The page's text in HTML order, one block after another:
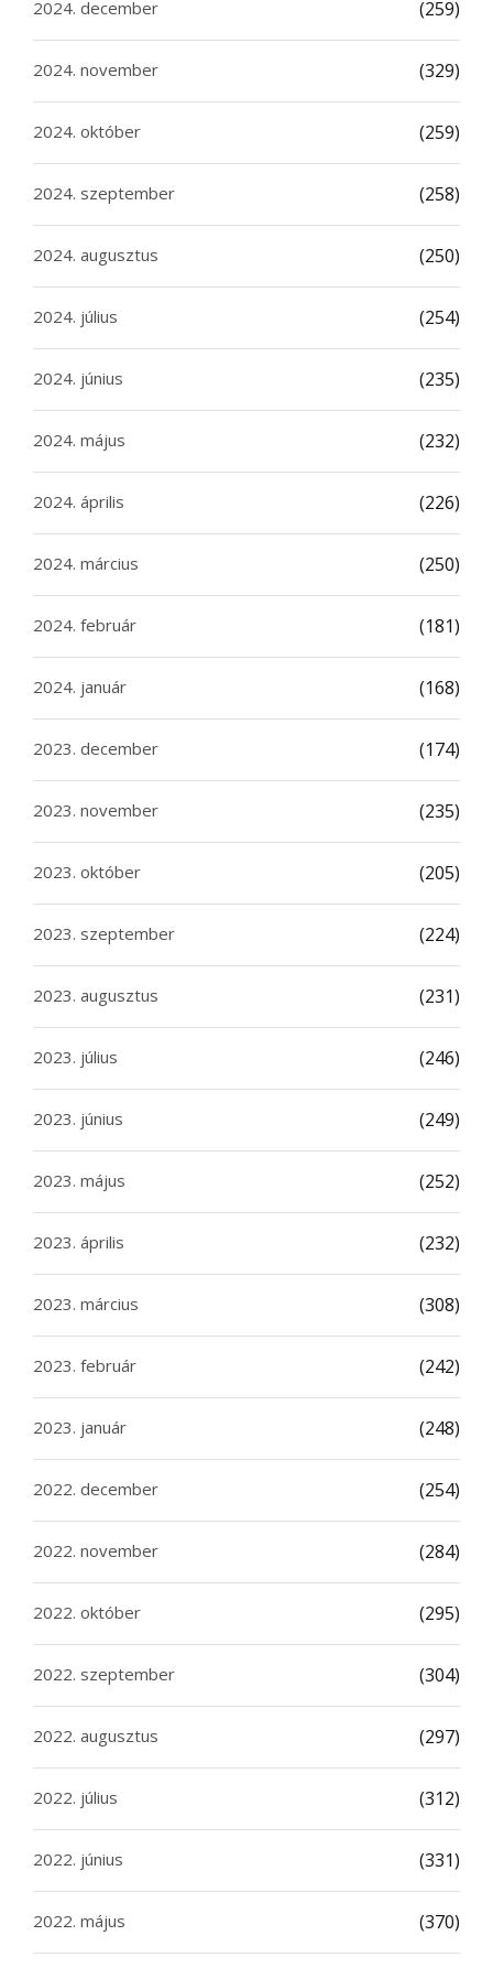
2024. december (259)
2024. november (329)
2024. október (259)
2024. szeptember (258)
2024. augusztus (250)
2024. július (254)
2024. június (235)
2024. május (232)
2024. április (226)
2024. március (250)
2024. február (181)
2024. január (168)
2023. december (174)
2023. november (235)
2023. október (205)
2023. szeptember (224)
2023. augusztus (231)
2023. július (246)
2023. június (249)
2023. május (252)
2023. április (232)
2023. március (308)
2023. február (242)
2023. január (248)
2022. december (254)
2022. november (284)
2022. október (295)
2022. szeptember (304)
2022. augusztus (297)
2022. július (312)
2022. június (331)
2022. május (370)